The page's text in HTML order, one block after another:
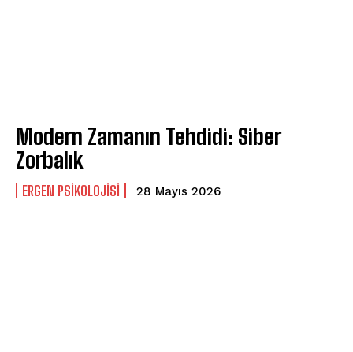
Modern Zamanın Tehdidi: Siber
Zorbalık
ERGEN PSIKOLOJISI 28 Mayıs 2026